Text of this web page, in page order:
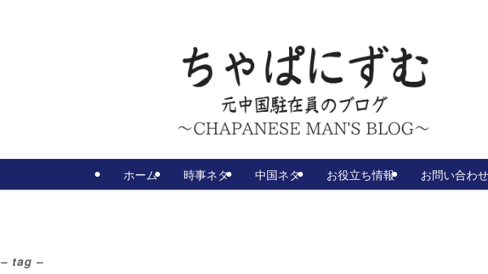
ホーム 時事ネタ 中国ネタ お役立ち情報 お問い合わせ
– tag –